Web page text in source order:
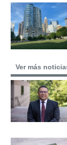
Ver más